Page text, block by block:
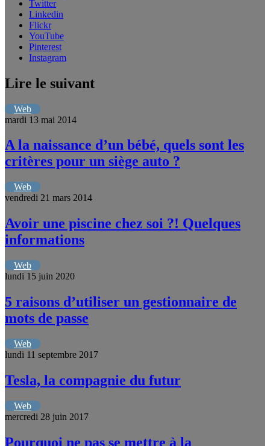
Twitter
Linkedin
Flickr
YouTube
Pinterest
Instagram
Lire le suivant
Web
mardi 13 mai 2014
A la naissance d’un bébé, quels sont les
critères pour un siège auto ?
Web
vendredi 21 mars 2014
Avoir une piscine chez soi ?! Quelques
informations
Web
lundi 15 juin 2020
5 raisons d’utiliser un gestionnaire de
mots de passe
Web
lundi 11 septembre 2017
Tesla, la compagnie du futur
Web
mercredi 28 juin 2017
Pourquoi ne pas se mettre à la